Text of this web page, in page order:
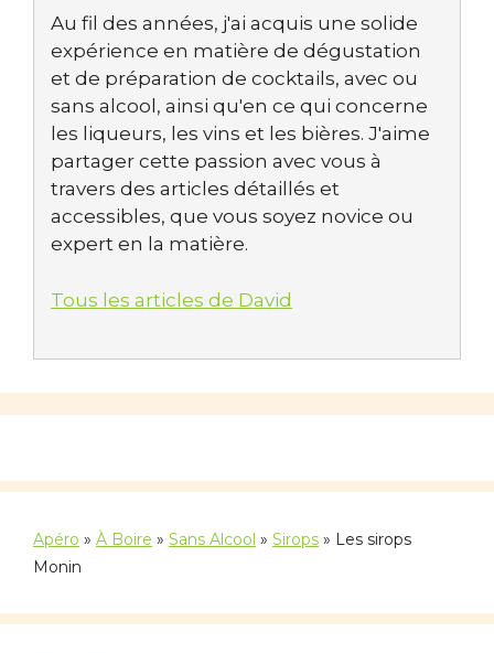
Au fil des années, j'ai acquis une solide
expérience en matière de dégustation
et de préparation de cocktails, avec ou
sans alcool, ainsi qu'en ce qui concerne
les liqueurs, les vins et les bières. J'aime
partager cette passion avec vous à
travers des articles détaillés et
accessibles, que vous soyez novice ou
expert en la matière.
Tous les articles de David
Apéro » À Boire » Sans Alcool » Sirops » Les sirops
Monin